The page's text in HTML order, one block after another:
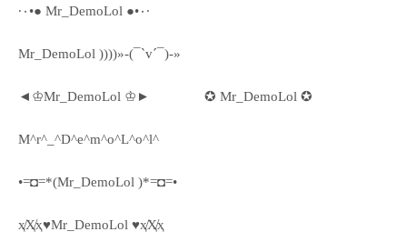
·٠•● Mr_DemoLol ●•٠·
Mr_DemoLol ))))»-(¯`v´¯)-»
◄♔Mr_DemoLol ♔► ✪ Mr_DemoLol ✪
M^r^_^D^e^m^o^L^o^l^
•=◘=*(Mr_DemoLol )*=◘=•
ҳ̸Ҳ̸ҳ♥Mr_DemoLol ♥ҳ̸Ҳ̸ҳ